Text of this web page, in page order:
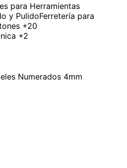
para Herramientas
y PulidoFerretería para
+20
+2
Numerados 4mm